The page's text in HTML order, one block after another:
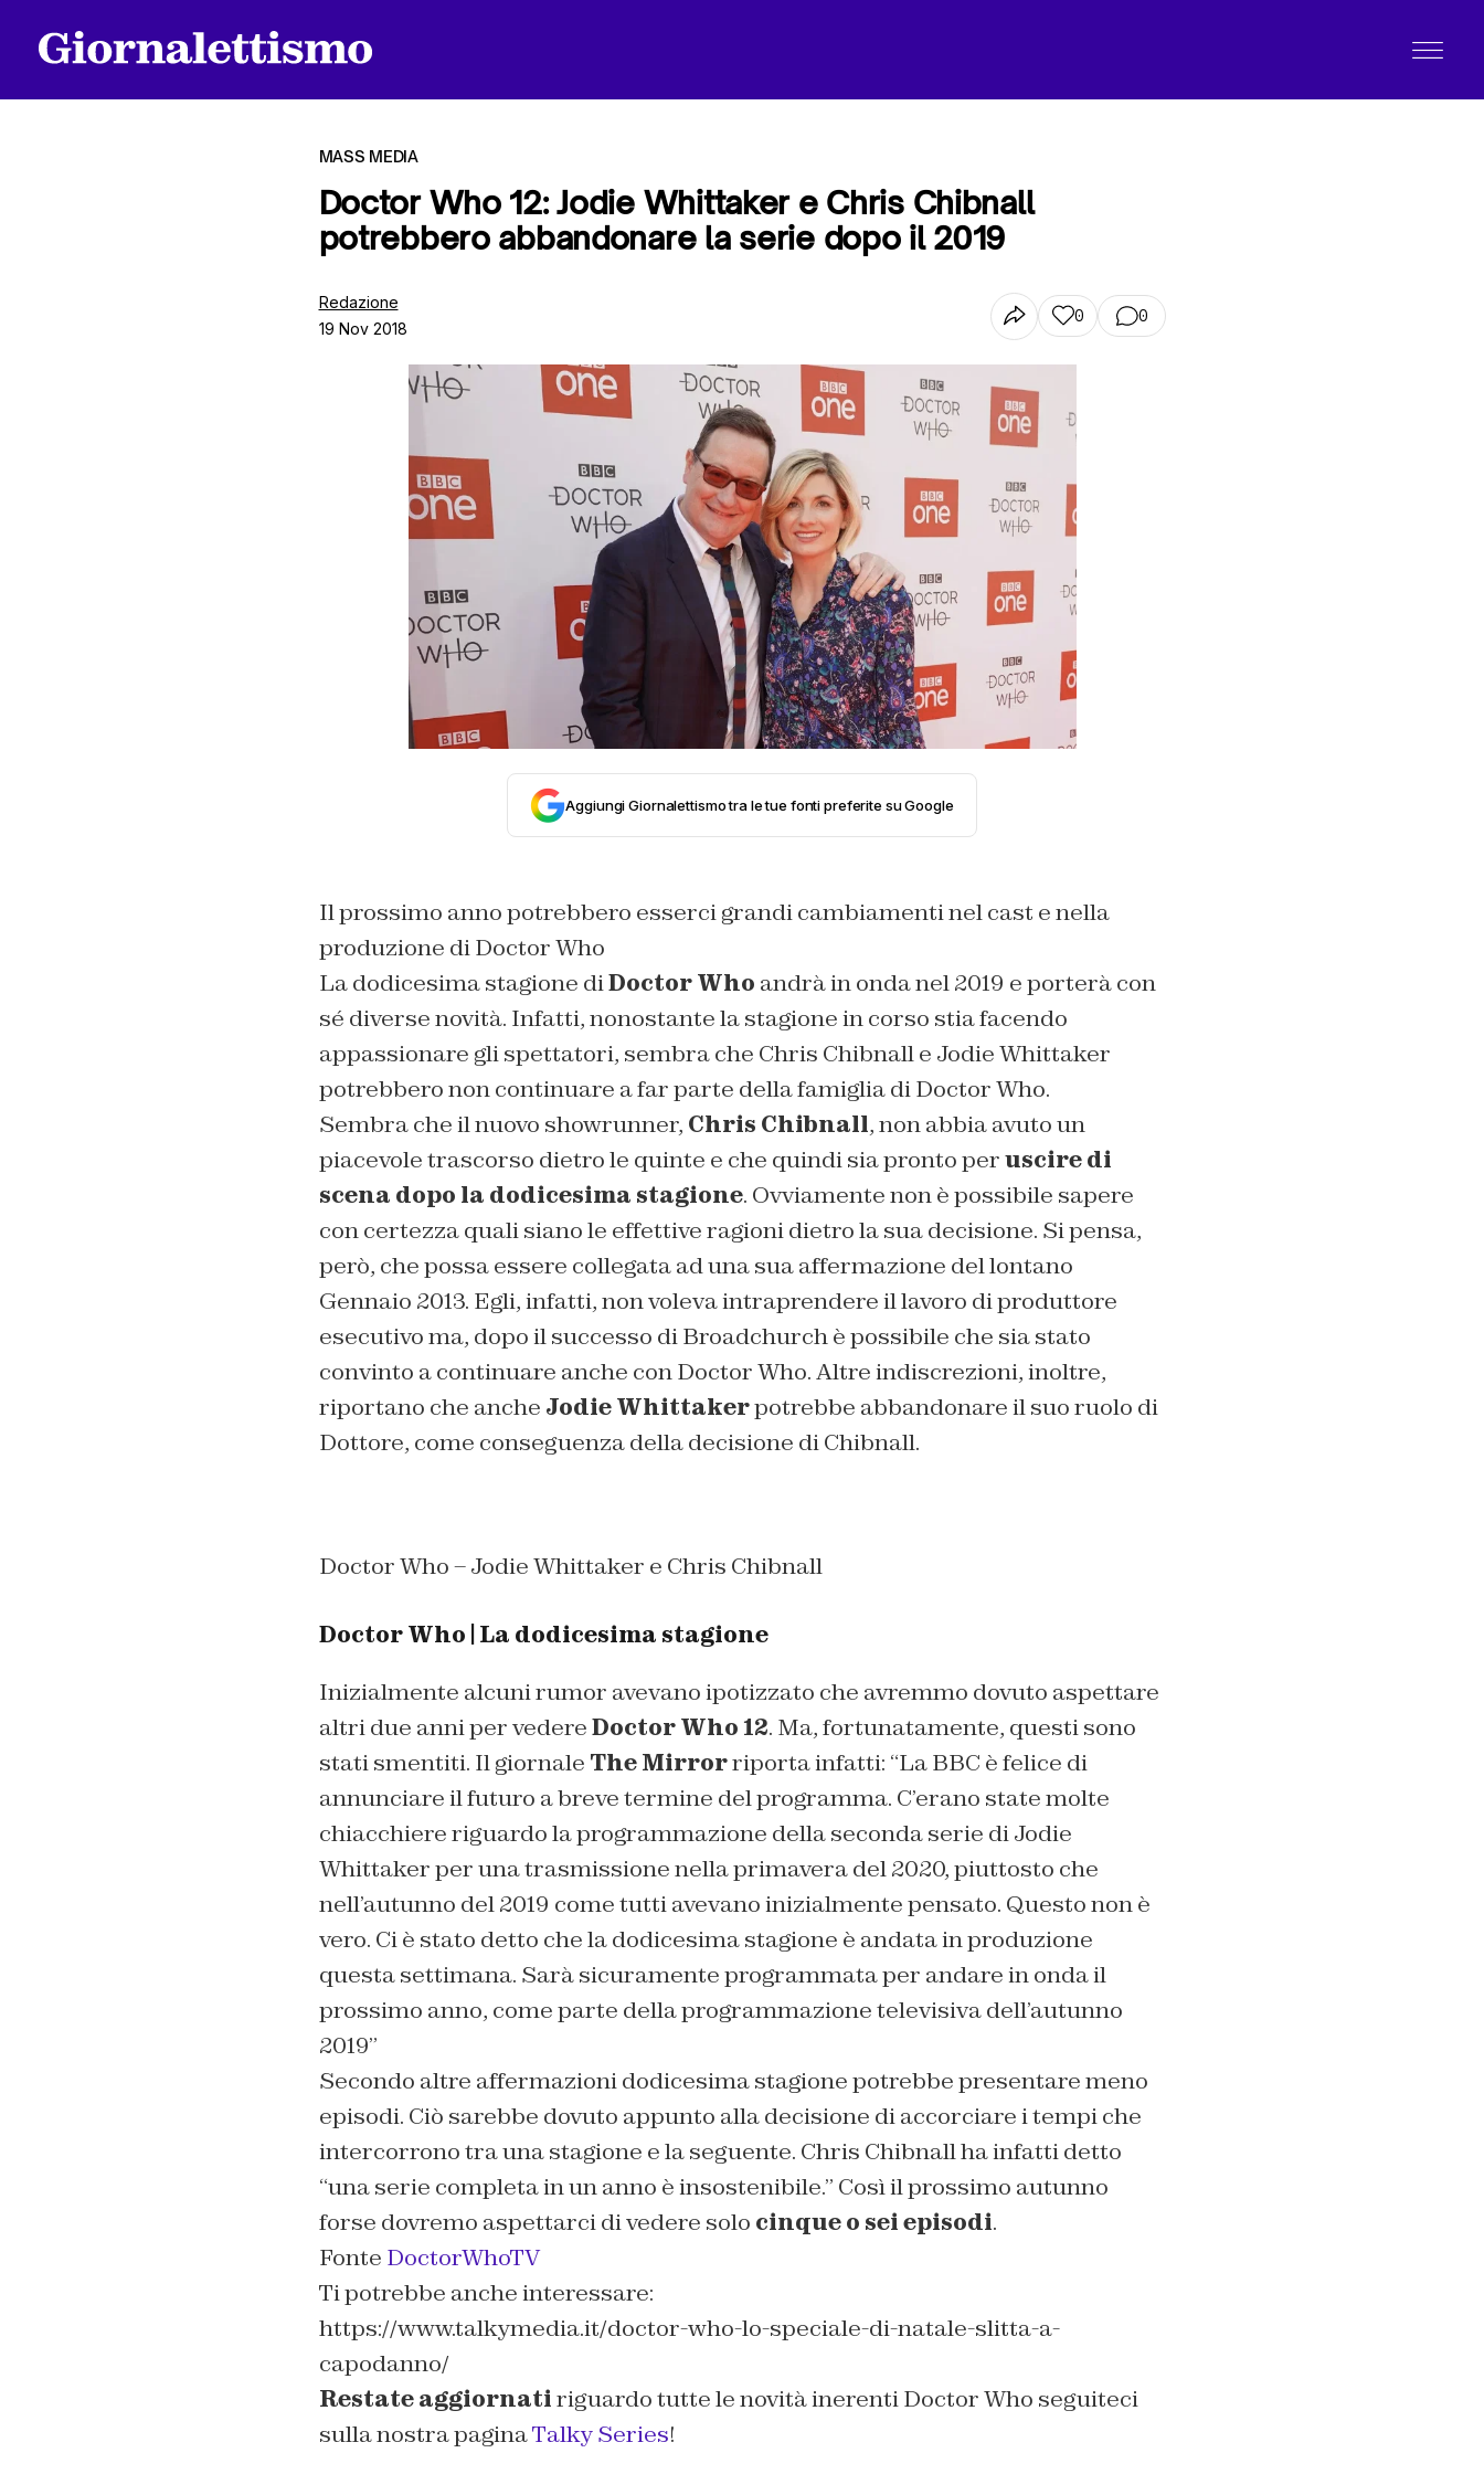
MASS MEDIA
Doctor Who 12: Jodie Whittaker e Chris Chibnall
potrebbero abbandonare la serie dopo il 2019
Redazione
19 Nov 2018
0 0
Aggiungi Giornalettismo tra le tue fonti preferite su Google
Il prossimo anno potrebbero esserci grandi cambiamenti nel cast e nella
produzione di Doctor Who
La dodicesima stagione diDoctor Who andrà in onda nel 2019 e porterà con
sé diverse novità. Infatti, nonostante la stagione in corso stia facendo
appassionare gli spettatori, sembra che Chris Chibnall e Jodie Whittaker
potrebbero non continuare a far parte della famiglia di Doctor Who.
Sembra che il nuovo showrunner, Chris Chibnall, non abbia avuto un
piacevole trascorso dietro le quinte e che quindi sia pronto peruscire di
scena dopo la dodicesima stagione. Ovviamente non è possibile sapere
con certezza quali siano le effettive ragioni dietro la sua decisione. Si pensa,
però, che possa essere collegata ad una sua affermazione del lontano
Gennaio 2013. Egli, infatti, non voleva intraprendere il lavoro di produttore
esecutivo ma, dopo il successo di Broadchurch è possibile che sia stato
convinto a continuare anche con Doctor Who. Altre indiscrezioni, inoltre,
riportano che anche Jodie Whittakerpotrebbe abbandonare il suo ruolo di
Dottore, come conseguenza della decisione di Chibnall.
Doctor Who – Jodie Whittaker e Chris Chibnall
Doctor Who | La dodicesima stagione
Inizialmente alcuni rumor avevano ipotizzato che avremmo dovuto aspettare
altri due anni per vedereDoctor Who 12. Ma, fortunatamente, questi sono
stati smentiti. Il giornale The Mirrorriporta infatti: “La BBC è felice di
annunciare il futuro a breve termine del programma. C’erano state molte
chiacchiere riguardo la programmazione della seconda serie di Jodie
Whittaker per una trasmissione nella primavera del 2020, piuttosto che
nell’autunno del 2019 come tutti avevano inizialmente pensato. Questo non è
vero. Ci è stato detto che la dodicesima stagione è andata in produzione
questa settimana. Sarà sicuramente programmata per andare in onda il
prossimo anno, come parte della programmazione televisiva dell’autunno
2019”
Secondo altre affermazioni dodicesima stagione potrebbe presentare meno
episodi. Ciò sarebbe dovuto appunto alla decisione di accorciare i tempi che
intercorrono tra una stagione e la seguente. Chris Chibnall ha infatti detto
“una serie completa in un anno è insostenibile.” Così il prossimo autunno
forse dovremo aspettarci di vedere solo cinque o sei episodi.
Fonte DoctorWhoTV
Ti potrebbe anche interessare:
https://www.talkymedia.it/doctor-who-lo-speciale-di-natale-slitta-a-
capodanno/
Restate aggiornatiriguardo tutte le novità inerenti Doctor Who seguiteci
sulla nostra paginaTalky Series!